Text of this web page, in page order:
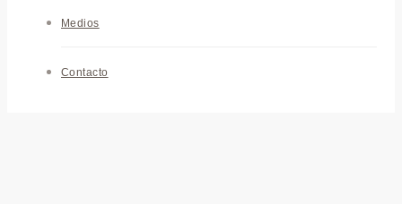
Medios
Contacto